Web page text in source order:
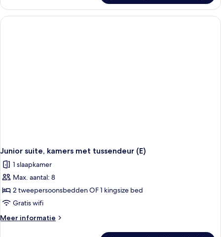
suite,
uitzicht
op
Junior suite, kamers met tussendeur (E)
1 slaapkamer
Max. aantal: 8
2 tweepersoonsbedden OF 1 kingsize bed
Gratis wifi
Meer informatie
Meer